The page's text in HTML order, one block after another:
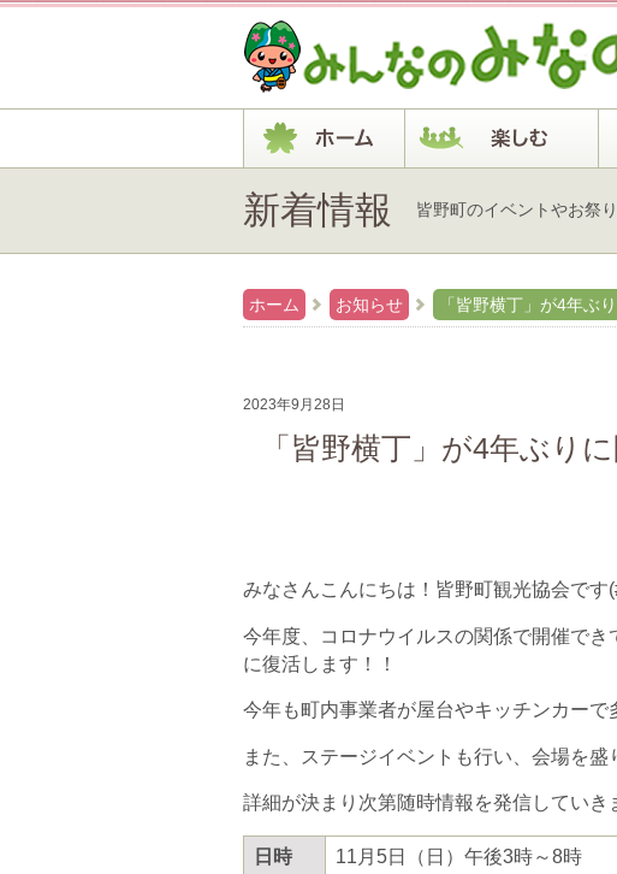
新着情報 皆野町のイベントやお祭
ホーム お知らせ 「皆野横丁」が4年ぶ
2023年9月28日
「皆野横丁」が4年ぶり
みなさんこんにちは！皆野町観光協会です
今年度、コロナウイルスの関係で開催でき
に復活します！！
今年も町内事業者が屋台やキッチンカーで
また、ステージイベントも行い、会場を盛
詳細が決まり次第随時情報を発信していき
日時
11月5日（日）午後3時～8時